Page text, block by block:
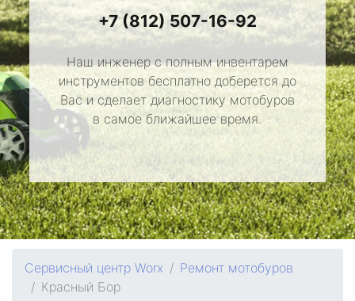
+7 (812) 507-16-92
Наш инженер с полным инвентарем
инструментов бесплатно доберется до
Вас и сделает диагностику мотобуров
в самое ближайшее время.
Сервисный центр Worx
Ремонт мотобуров
Красный Бор